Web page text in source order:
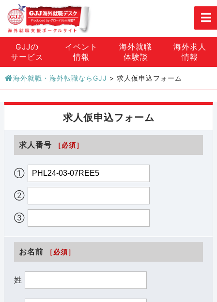
GJJの
サービス
イベント
情報
海外就職
体験談
海外求人
情報
海外就職・海外転職ならGJJ > 求人仮申込フォーム
求人仮申込フォーム
求人番号 ［必須］
①
②
③
お名前 ［必須］
姓